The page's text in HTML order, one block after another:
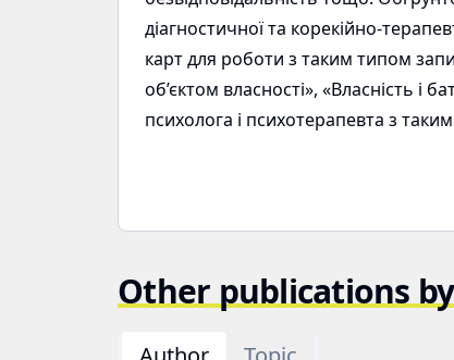
діагностичної та корекійно-
карт для роботи з таким типом
об’єктом власності», «Власність і
психолога і психотерапевта з
Other publications by